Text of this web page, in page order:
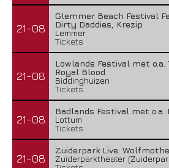
21-08
Glemmer Beach Festival
Dirty Daddies, Krezip
Lemmer
Tickets
21-08
Lowlands Festival met o.a.
Royal Blood
Biddinghuizen
Tickets
21-08
Badlands Festival met o.a.
Lottum
Tickets
21-08
Zuiderpark Live:
Zuiderparktheater